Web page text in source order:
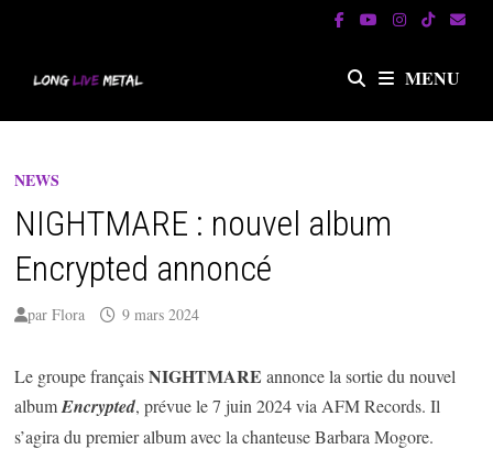
MENU
NEWS
NIGHTMARE : nouvel album
Encrypted annoncé
parFlora 9 mars 2024
Le groupe françaisNIGHTMARE annonce la sortie du nouvel
albumEncrypted, prévue le 7 juin 2024 via AFM Records. Il
s’agira du premier album avec la chanteuse Barbara Mogore.